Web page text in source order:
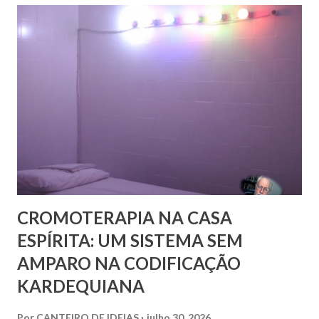
Damas Martins e, particularmente, da querida amiga Lúcia
Bezerra, sobrinha-bisneta de Bezerra, residente em
Fortaleza, conseguimos montar a maior parte desse
CROMOTERAPIA NA CASA
ESPÍRITA: UM SISTEMA SEM
AMPARO NA CODIFICAÇÃO
KARDEQUIANA